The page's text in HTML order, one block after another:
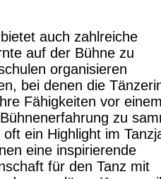
auch zahlreiche
auf der Bühne zu
organisieren
bei denen die
Fähigkeiten vor
zu
ein Highlight im
eine inspirierende
für den Tanz mit